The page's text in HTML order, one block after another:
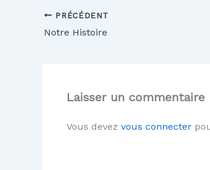
PRÉCÉDENT
Notre Histoire
Laisser un commentaire
Vous devez vous connecter